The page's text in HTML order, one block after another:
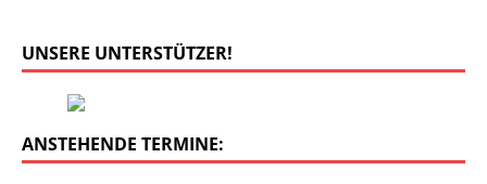
UNSERE UNTERSTÜTZER!
ANSTEHENDE TERMINE: